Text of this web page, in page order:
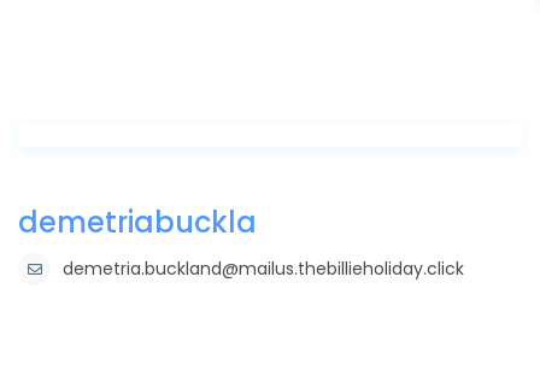
demetriabuckla
demetria.buckland@mailus.thebillieholiday.click